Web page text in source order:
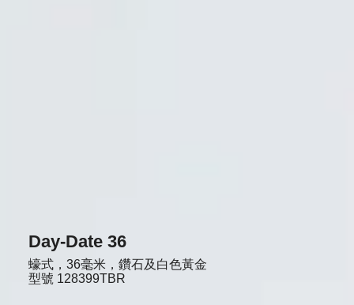
Day-Date 36
蠔式，36毫米，鑽石及白色黃金
型號 128399TBR